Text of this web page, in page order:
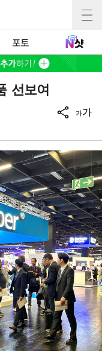
포토
선보여
가가